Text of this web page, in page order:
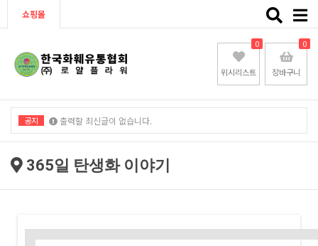
쇼핑몰
Toggle
위시리스트
0
장바구니
0
공지 출력할 최신글이 없습니다.
출력할 최신글이 없습니다.
365일 탄생화 이야기